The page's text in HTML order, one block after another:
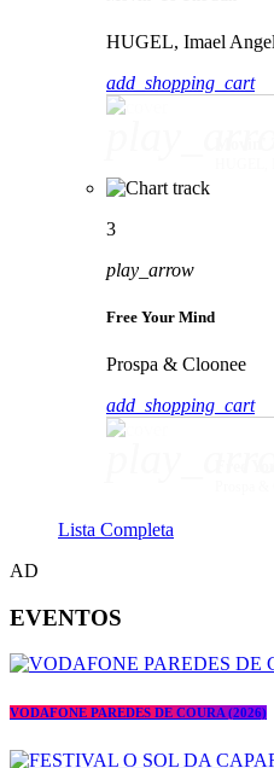
HUGEL, Imael
add_shopping_cart
3
play_arrow
Free Your Mind
Prospa & Cloonee
add_shopping_cart
Lista Completa
AD
EVENTOS
VODAFONE PAREDES DE COURA (2026)